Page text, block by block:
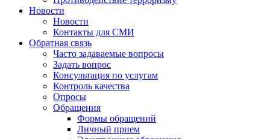
Новости
Новости
Контакты для СМИ
Обратная связь
Часто задаваемые вопросы
Задать вопрос
Консультация по услугам
Контроль качества
Опросы
Обращения
Формы обращений
Личный прием